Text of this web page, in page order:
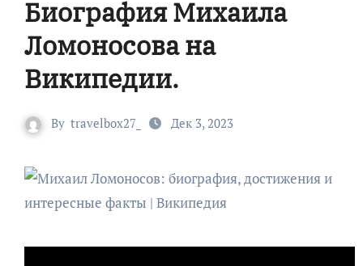
Биография Михаила
Ломоносова на
Википедии.
By travelbox27_ Дек 3, 2023